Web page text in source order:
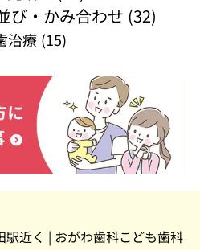
び・かみ合わせ (32)
治療 (15)
駅近く | おがわ歯科こども歯科